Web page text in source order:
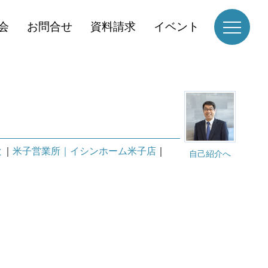
お問合せ 資料請求 イベント
自己紹介へ
米子営業所｜イシンホーム米子店